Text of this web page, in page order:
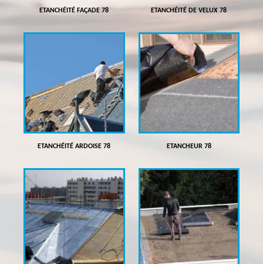
ETANCHÉITÉ FAÇADE 78 ETANCHÉITÉ DE VELUX 78
ETANCHÉITÉ ARDOISE 78 ETANCHEUR 78